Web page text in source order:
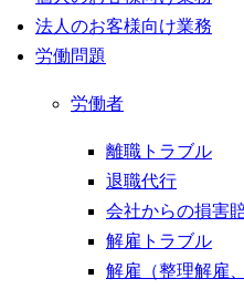
法人のお客様向け業務
労働問題
労働者
離職トラブル
退職代行
会社からの損害
解雇トラブル
解雇（整理解雇